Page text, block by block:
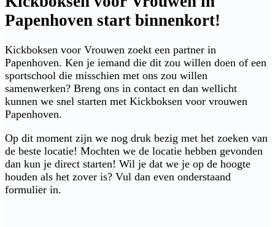
Papenhoven start binnenkort!
Kickboksen voor Vrouwen zoekt een partner in
Papenhoven. Ken je iemand die dit zou willen doen of een
sportschool die misschien met ons zou willen
samenwerken? Breng ons in contact en dan wellicht
kunnen we snel starten met Kickboksen voor vrouwen
Papenhoven.
Op dit moment zijn we nog druk bezig met het zoeken van
de beste locatie! Mochten we de locatie hebben gevonden
dan kun je direct starten! Wil je dat we je op de hoogte
houden als het zover is? Vul dan even onderstaand
formulier in.